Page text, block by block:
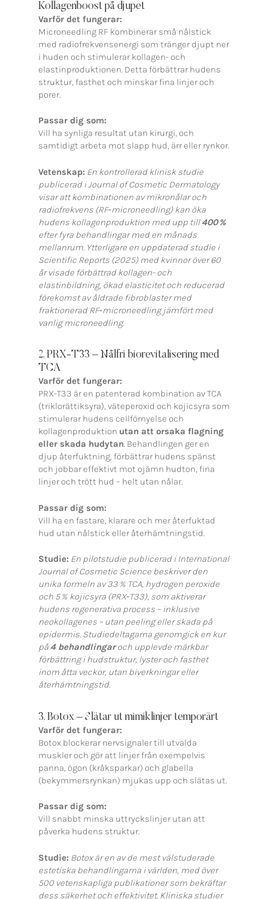
Kollagenboost på djupet
Varför det fungerar:
Microneedling RF kombinerar små nålstick
med radiofrekvensenergi som tränger djupt ner
i huden och stimulerar kollagen- och
elastinproduktionen. Detta förbättrar hudens
struktur, fasthet och minskar fina linjer och
porer.
Passar dig som:
Vill ha synliga resultat utan kirurgi, och
samtidigt arbeta mot slapp hud, ärr eller rynkor.
Vetenskap: En kontrollerad klinisk studie
publicerad i Journal of Cosmetic Dermatology
visar att kombinationen av mikronålar och
radiofrekvens (RF‑microneedling) kan öka
hudens kollagenproduktion med upp till400 %
efter fyra behandlingar med en månads
mellanrum. Ytterligare en uppdaterad studie i
Scientific Reports (2025) med kvinnor över 60
år visade förbättrad kollagen- och
elastinbildning, ökad elasticitet och reducerad
förekomst av åldrade fibroblaster med
fraktionerad RF‑microneedling jämfört med
vanlig microneedling.
2. PRX-T33 – Nålfri biorevitalisering med
TCA
Varför det fungerar:
PRX-T33 är en patenterad kombination av TCA
(triklorättiksyra), väteperoxid och kojicsyra som
stimulerar hudens cellförnyelse och
kollagenproduktion utan att orsaka flagning
eller skada hudytan. Behandlingen ger en
djup återfuktning, förbättrar hudens spänst
och jobbar effektivt mot ojämn hudton, fina
linjer och trött hud – helt utan nålar.
Passar dig som:
Vill ha en fastare, klarare och mer återfuktad
hud utan nålstick eller återhämtningstid.
Studie: En pilotstudie publicerad i International
Journal of Cosmetic Science beskriver den
unika formeln av 33 % TCA, hydrogen peroxide
och 5 % kojicsyra (PRX‑T33), som aktiverar
hudens regenerativa process – inklusive
neokollagenes – utan peeling eller skada på
epidermis. Studiedeltagarna genomgick en kur
på 4 behandlingaroch upplevde märkbar
förbättring i hudstruktur, lyster och fasthet
inom åtta veckor, utan biverkningar eller
återhämtningstid.
3. Botox – Slätar ut mimiklinjer temporärt
Varför det fungerar:
Botox blockerar nervsignaler till utvalda
muskler och gör att linjer från exempelvis
panna, ögon (kråksparkar) och glabella
(bekymmersrynkan) mjukas upp och slätas ut.
Passar dig som:
Vill snabbt minska uttryckslinjer utan att
påverka hudens struktur.
Studie: Botox är en av de mest välstuderade
estetiska behandlingarna i världen, med över
500 vetenskapliga publikationer som bekräftar
dess säkerhet och effektivitet. Kliniska studier